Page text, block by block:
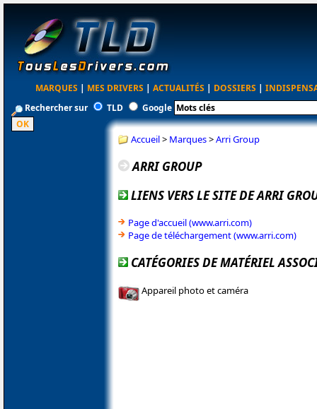
MARQUES | MES DRIVERS | ACTUALITÉS | DOSSIERS |
Rechercher sur
TLD Google
Accueil> Marques>Arri Group
ARRI GROUP
LIENS VERS LE SITE DE ARRI
Page d'accueil (www.arri.com)
Page de téléchargement (www.arri.com)
CATÉGORIES DE MATÉRIEL
Appareil photo et caméra